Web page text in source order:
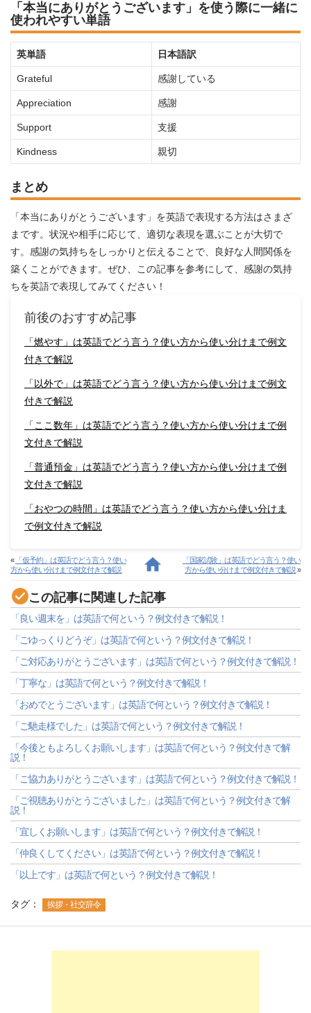
「本当にありがとうございます」を使う際に一緒に
使われやすい単語
英単語 日本語訳
Grateful 感謝している
Appreciation 感謝
Support 支援
Kindness 親切
まとめ
「本当にありがとうございます」を英語で表現する方法はさまざ
まです。状況や相手に応じて、適切な表現を選ぶことが大切で
す。感謝の気持ちをしっかりと伝えることで、良好な人間関係を
築くことができます。ぜひ、この記事を参考にして、感謝の気持
ちを英語で表現してみてください！
前後のおすすめ記事
「燃やす」は英語でどう言う？使い方から使い分けまで例文
付きで解説
「以外で」は英語でどう言う？使い方から使い分けまで例文
付きで解説
「ここ数年」は英語でどう言う？使い方から使い分けまで例
文付きで解説
「普通預金」は英語でどう言う？使い方から使い分けまで例
文付きで解説
「おやつの時間」は英語でどう言う？使い方から使い分けま
で例文付きで解説
« 「仮予約」は英語でどう言う？使い
方から使い分けまで例文付きで解説
「国家試験」は英語でどう言う？使い
方から使い分けまで例文付きで解説»
この記事に関連した記事
「良い週末を」は英語で何という？例文付きで解説！
「ごゆっくりどうぞ」は英語で何という？例文付きで解説！
「ご対応ありがとうございます」は英語で何という？例文付きで解説！
「丁寧な」は英語で何という？例文付きで解説！
「おめでとうございます」は英語で何という？例文付きで解説！
「ご馳走様でした」は英語で何という？例文付きで解説！
「今後ともよろしくお願いします」は英語で何という？例文付きで解
説！
「ご協力ありがとうございます」は英語で何という？例文付きで解説！
「ご視聴ありがとうございました」は英語で何という？例文付きで解
説！
「宜しくお願いします」は英語で何という？例文付きで解説！
「仲良くしてください」は英語で何という？例文付きで解説！
「以上です」は英語で何という？例文付きで解説！
タグ： 挨拶・社交辞令